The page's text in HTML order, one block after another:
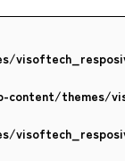
themes/